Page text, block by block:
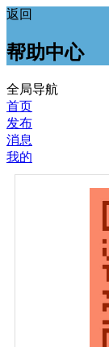
返回
帮助中心
全局导航
首页
发布
消息
我的